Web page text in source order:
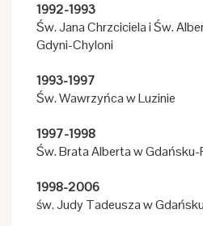
1992-1993
Św. Jana Chrzciciela i Św.
Gdyni-Chyloni
1993-1997
Św. Wawrzyńca w Luzinie
1997-1998
Św. Brata Alberta w
1998-2006
św. Judy Tadeusza w